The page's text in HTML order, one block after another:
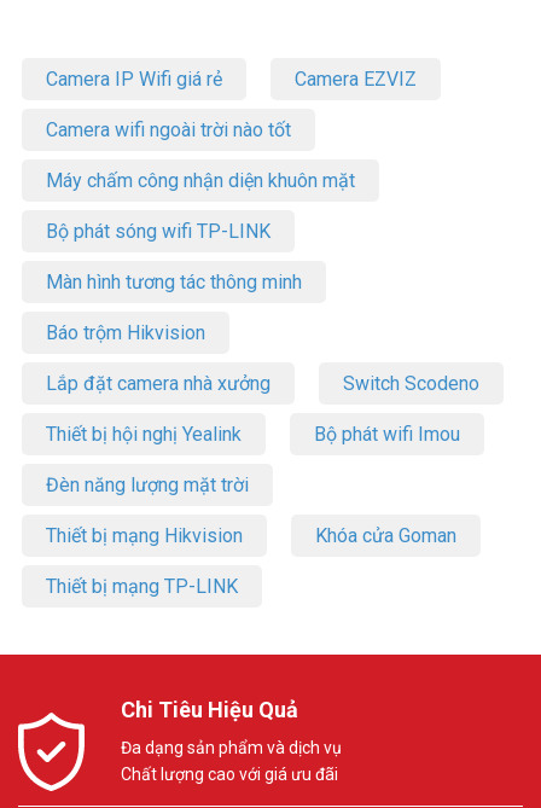
• Khóa kênh bận
• Quét kênh
• Báo pin trên màn hình hiển thị.
Cấu hình máy bao gồm:
– 01 thân máy, 01 pin HNN 9010A Dung lượng 1800 mAH
– 01 bộ sạc bàn
– 01 cài lưng, sách tài liệu đi kèm
lòng liên hệ Hotline 1900.9259 để được hỗ trợ ưu đãi tốt nhất.
Camera IP Wifi giá rẻ Camera EZVIZ
Camera wifi ngoài trời nào tốt
Máy chấm công nhận diện khuôn mặt
Bộ phát sóng wifi TP-LINK
Màn hình tương tác thông minh
Báo trộm Hikvision
Lắp đặt camera nhà xưởng Switch Scodeno
Thiết bị hội nghị Yealink Bộ phát wifi Imou
Đèn năng lượng mặt trời
Thiết bị mạng Hikvision Khóa cửa Goman
Thiết bị mạng TP-LINK
Chi Tiêu Hiệu Quả
Đa dạng sản phẩm và dịch vụ
Chất lượng cao với giá ưu đãi